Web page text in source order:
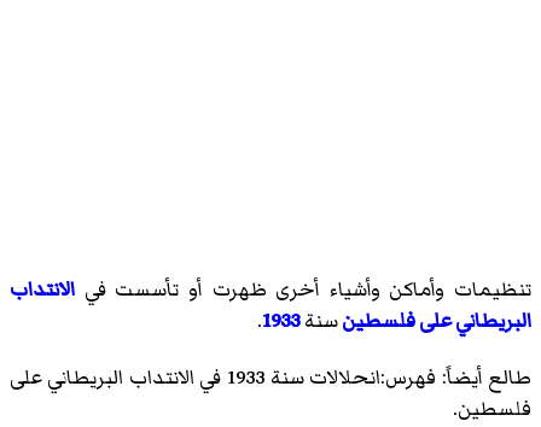
تنظيمات وأماكن وأشياء أخرى ظهرت أو تأسست في الانتداب
البريطاني على فلسطينسنة1933
.
طالع أيضاً:
فهرس:انحلالات سنة 1933 في الانتداب البريطاني على
فلسطين.